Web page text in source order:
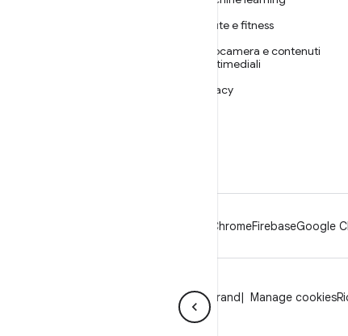
Salute e fitness
Fotocamera e contenuti
multimediali
Privacy
ChromeFirebaseGoogle
Linee guida per il brand Manage cookies